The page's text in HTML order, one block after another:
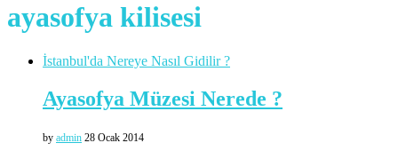
ayasofya kilisesi
İstanbul'da Nereye Nasıl Gidilir ?
Ayasofya Müzesi Nerede ?
by admin 28 Ocak 2014